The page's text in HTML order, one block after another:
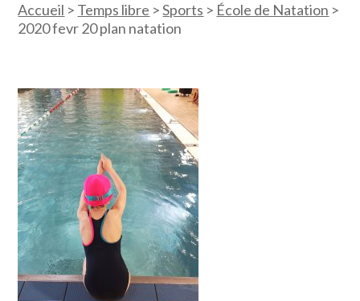
Accueil > Temps libre >Sports > École de Natation >
2020 fevr 20 plan natation